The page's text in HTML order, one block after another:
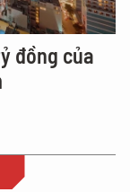
đồng của